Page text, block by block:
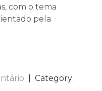
com o tema
pela
| Category: